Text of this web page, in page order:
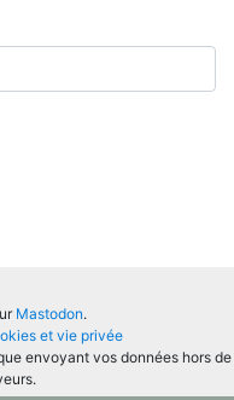
Mastodon.
et vie privée
envoyant vos données hors de